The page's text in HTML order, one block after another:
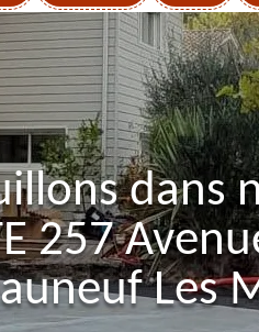
dans
257
Les